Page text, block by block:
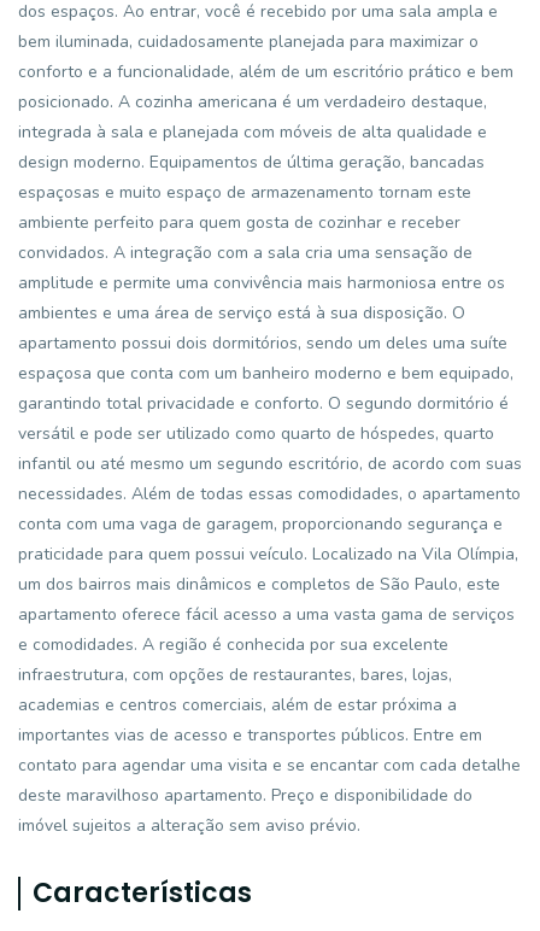
dos espaços. Ao entrar, você é recebido por uma sala ampla e
bem iluminada, cuidadosamente planejada para maximizar o
conforto e a funcionalidade, além de um escritório prático e bem
posicionado. A cozinha americana é um verdadeiro destaque,
integrada à sala e planejada com móveis de alta qualidade e
design moderno. Equipamentos de última geração, bancadas
espaçosas e muito espaço de armazenamento tornam este
ambiente perfeito para quem gosta de cozinhar e receber
convidados. A integração com a sala cria uma sensação de
amplitude e permite uma convivência mais harmoniosa entre os
ambientes e uma área de serviço está à sua disposição. O
apartamento possui dois dormitórios, sendo um deles uma suíte
espaçosa que conta com um banheiro moderno e bem equipado,
garantindo total privacidade e conforto. O segundo dormitório é
versátil e pode ser utilizado como quarto de hóspedes, quarto
infantil ou até mesmo um segundo escritório, de acordo com suas
necessidades. Além de todas essas comodidades, o apartamento
conta com uma vaga de garagem, proporcionando segurança e
praticidade para quem possui veículo. Localizado na Vila Olímpia,
um dos bairros mais dinâmicos e completos de São Paulo, este
apartamento oferece fácil acesso a uma vasta gama de serviços
e comodidades. A região é conhecida por sua excelente
infraestrutura, com opções de restaurantes, bares, lojas,
academias e centros comerciais, além de estar próxima a
importantes vias de acesso e transportes públicos. Entre em
contato para agendar uma visita e se encantar com cada detalhe
deste maravilhoso apartamento. Preço e disponibilidade do
imóvel sujeitos a alteração sem aviso prévio.
Características